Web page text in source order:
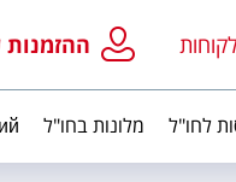
ההזמנות
לחו"ל מלונות בחו"ל